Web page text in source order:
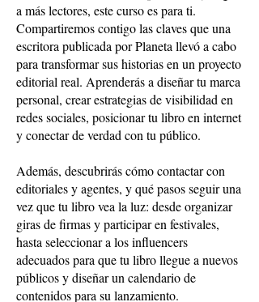
a más lectores, este curso es para ti.
Compartiremos contigo las claves que una
escritora publicada por Planeta llevó a cabo
para transformar sus historias en un proyecto
editorial real. Aprenderás a diseñar tu marca
personal, crear estrategias de visibilidad en
redes sociales, posicionar tu libro en internet
y conectar de verdad con tu público.
Además, descubrirás cómo contactar con
editoriales y agentes, y qué pasos seguir una
vez que tu libro vea la luz: desde organizar
giras de firmas y participar en festivales,
hasta seleccionar a los influencers
adecuados para que tu libro llegue a nuevos
públicos y diseñar un calendario de
contenidos para su lanzamiento.